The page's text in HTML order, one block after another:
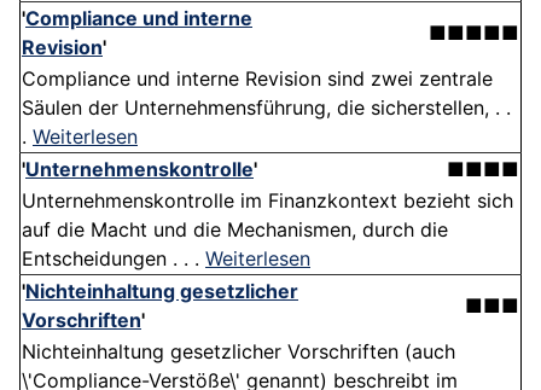
'Compliance und interne
Revision'
■■■■■
Compliance und interne Revision sind zwei zentrale
Säulen der Unternehmensführung, die sicherstellen, . .
. Weiterlesen
'Unternehmenskontrolle'
■■■■
Unternehmenskontrolle im Finanzkontext bezieht sich
auf die Macht und die Mechanismen, durch die
Entscheidungen . . . Weiterlesen
'Nichteinhaltung gesetzlicher
Vorschriften'
■■■
Nichteinhaltung gesetzlicher Vorschriften (auch
\'Compliance-Verstöße\' genannt) beschreibt im